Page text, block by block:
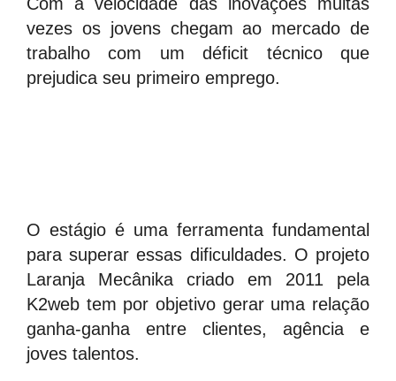
vezes os jovens chegam ao mercado de
trabalho com um déficit técnico que
prejudica seu primeiro emprego.
O estágio é uma ferramenta fundamental
para superar essas dificuldades. O projeto
Laranja Mecânika criado em 2011 pela
K2web tem por objetivo gerar uma relação
ganha-ganha entre clientes, agência e
joves talentos.